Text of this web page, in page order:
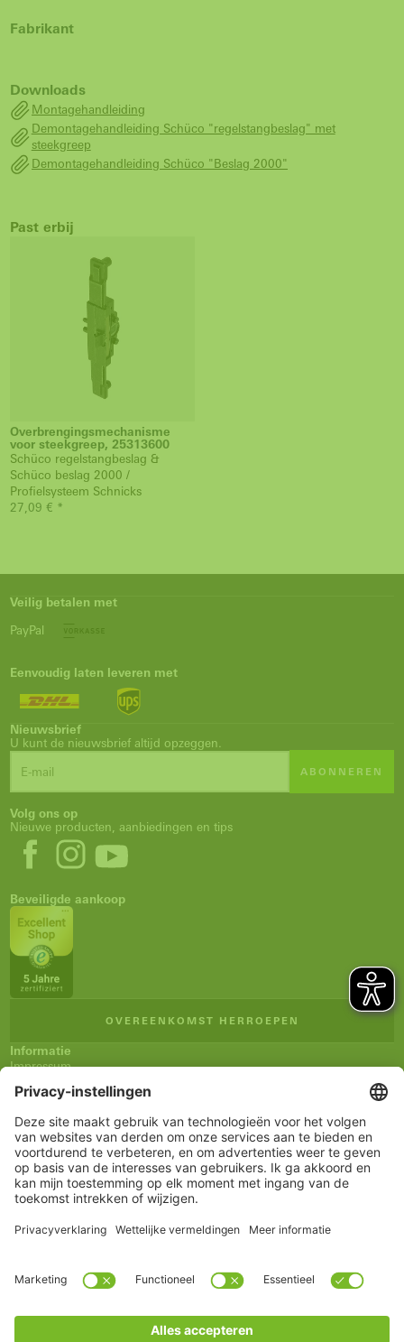
Fabrikant
Downloads
Montagehandleiding
Demontagehandleiding Schüco "regelstangbeslag" met
steekgreep
Demontagehandleiding Schüco "Beslag 2000"
Past erbij
Overbrengingsmechanisme
voor steekgreep, 25313600
Schüco regelstangbeslag &
Schüco beslag 2000 /
Profielsysteem Schnicks
27,09 € *
Veilig betalen met
PayPal
Eenvoudig laten leveren met
Nieuwsbrief
U kunt de nieuwsbrief altijd opzeggen.
ABONNEREN
Volg ons op
Nieuwe producten, aanbiedingen en tips
Beveiligde aankoop
OVEREENKOMST HERROEPEN
Informatie
Impressum
Privacyverklaring
Herroepingsrecht
Verklaring inzake toegankelijkheid
Nieuwsbrief
Service
Winkelmandje
Rekening